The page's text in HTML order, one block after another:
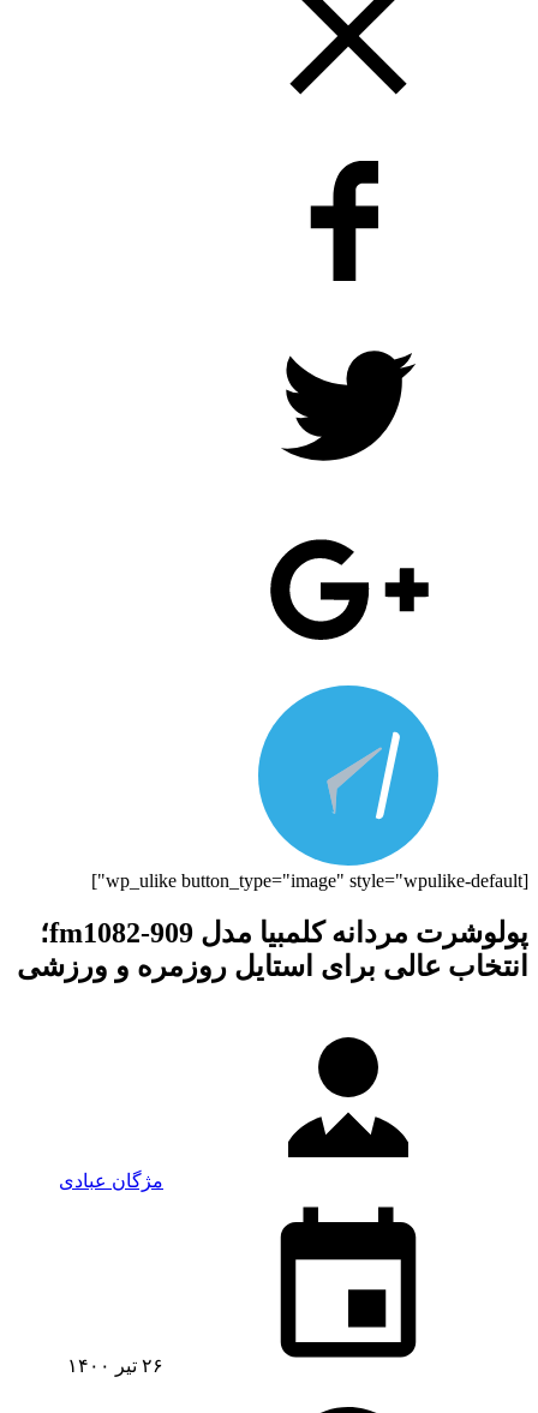
[wp_ulike button_type="image" style="wpulike-default"]
پولوشرت مردانه کلمبیا مدل fm1082-909؛
انتخاب عالی برای استایل روزمره و ورزشی
مژگان عبادی
۲۶ تیر ۱۴۰۰